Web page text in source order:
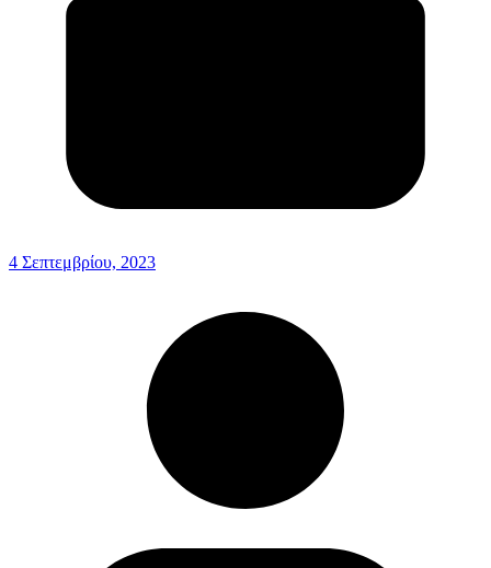
4 Σεπτεμβρίου, 2023